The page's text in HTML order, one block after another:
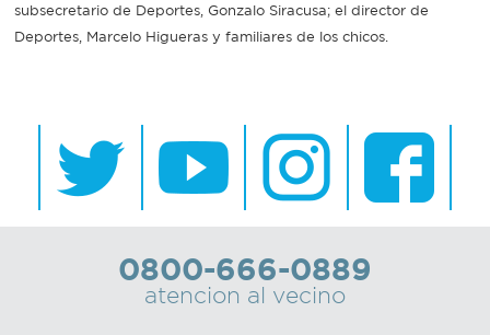
subsecretario de Deportes, Gonzalo Siracusa; el director de
Deportes, Marcelo Higueras y familiares de los chicos.
0800-666-0889
atencion al vecino